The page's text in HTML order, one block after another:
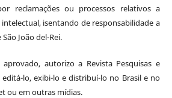
reclamações ou processos relativos a
isentando de responsabilidade a
João del-Rei.
autorizo a Revista Pesquisas e
editá-lo, exibi-lo e distribuí-lo no Brasil e no
ou em outras mídias.